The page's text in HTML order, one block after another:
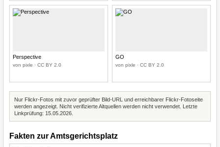
Perspective
von pixle · CC BY 2.0
GO
von pixle · CC BY 2.0
Nur Flickr-Fotos mit zuvor geprüfter Bild-URL und erreichbarer Flickr-Fotoseite
werden angezeigt. Nicht verifizierte Altquellen werden nicht verwendet. Letzte
Linkprüfung: 15.05.2026.
Fakten zur Amtsgerichtsplatz